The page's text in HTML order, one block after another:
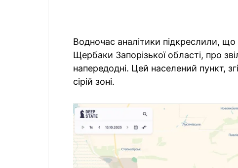
Водночас аналітики підкреслили, що
Щербаки Запорізької області, про
напередодні. Цей населений пункт,
сірій зоні.